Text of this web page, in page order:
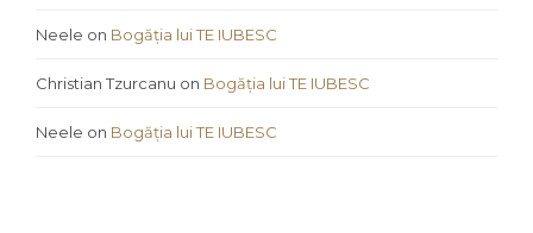
Neele on Bogăția lui TE IUBESC
Christian Tzurcanu on Bogăția lui TE IUBESC
Neele on Bogăția lui TE IUBESC